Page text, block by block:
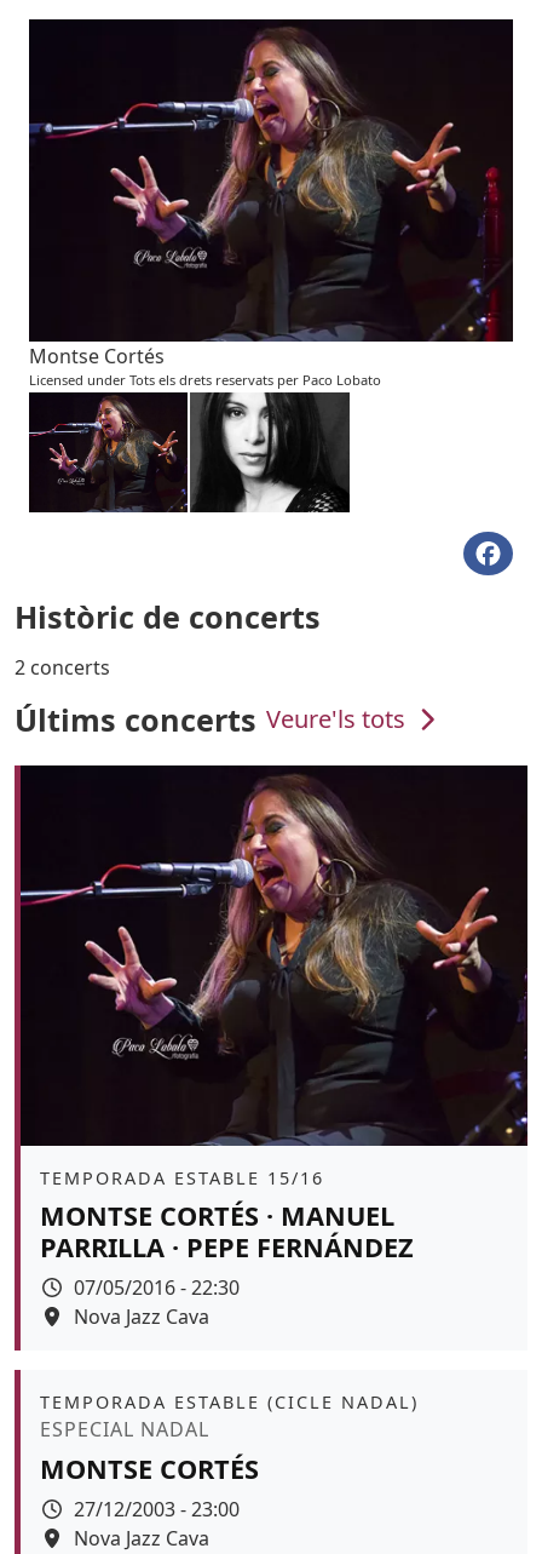
Montse Cortés
Licensed under Tots els drets reservats per Paco Lobato
Històric de concerts
2 concerts
Últims concerts Veure'ls tots
Àmbit
TEMPORADA ESTABLE 15/16
MONTSE CORTÉS · MANUEL
PARRILLA · PEPE FERNÁNDEZ
Data
07/05/2016 - 22:30
Espai
Nova Jazz Cava
Àmbit
TEMPORADA ESTABLE (CICLE NADAL)
Promoció
ESPECIAL NADAL
MONTSE CORTÉS
Data
27/12/2003 - 23:00
Espai
Nova Jazz Cava